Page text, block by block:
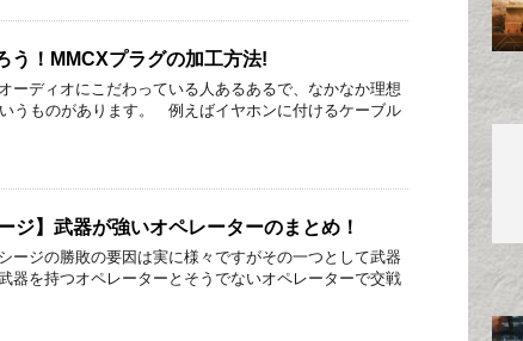
う！MMCXプラグの加工方法!
ディオにこだわっている人あるあるで、なかなか理想
うものがあります。 例えばイヤホンに付けるケーブル
ジ】武器が強いオペレーターのまとめ！
ジの勝敗の要因は実に様々ですがその一つとして武器
を持つオペレーターとそうでないオペレーターで交戦